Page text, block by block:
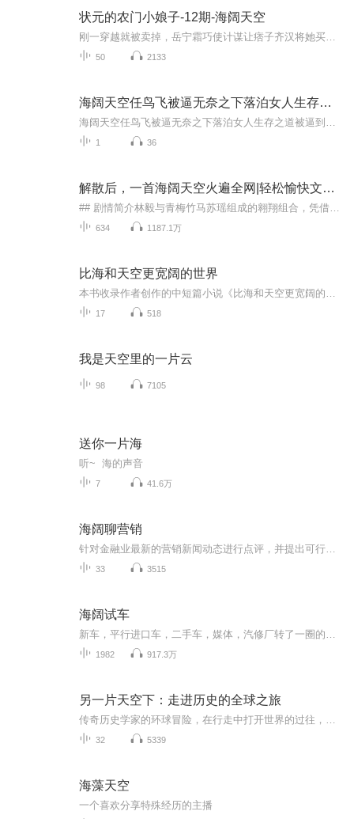
状元的农门小娘子-12期-海阔天空
50 2133
海阔天空任鸟飞被逼无奈之下落泊女人生存之道
1 36
解散后，一首海阔天空火遍全网|轻松愉快文娱爽文|歌多有真唱|白浮浮X阿基米德
634 1187.1万
比海和天空更宽阔的世界
17 518
我是天空里的一片云
98 7105
送你一片海
听~ 海的声音
7 41.6万
海阔聊营销
33 3515
海阔试车
1982 917.3万
另一片天空下：走进历史的全球之旅
32 5339
海藻天空
一个喜欢分享特殊经历的主播